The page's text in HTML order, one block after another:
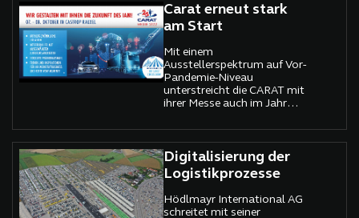
umfassenden
architektonischen Konzept
verbunden.
Carat erneut stark
am Start
Mit einem
Ausstellerspektrum auf Vor-
Pandemie-Niveau
unterstreicht die CARAT mit
ihrer Messe auch im Jahr
führende
Kooperationsmesse in
Deutschland. Erwartete 150
Aussteller präsentieren in
Castrop-Rauxel ihre
aktuellen
Produktentwicklungen und
Digitalisierung der
Logistikprozesse
Hödlmayr International AG
schreitet mit seiner